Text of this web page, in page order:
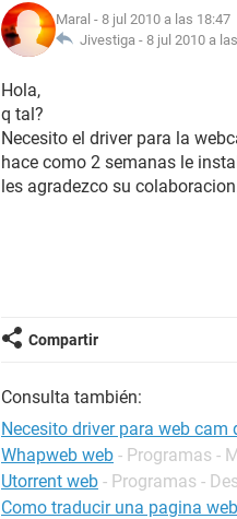
Maral - 8 jul 2010 a las 18:47
Jivestiga - 8 jul 2010 a
Hola,
q tal?
Necesito el driver para la
hace como 2 semanas le
les agradezco su
Compartir
Consulta también:
Necesito driver para web cam
Whapweb web - Programas -
Utorrent web - Programas -
Como traducir una pagina web